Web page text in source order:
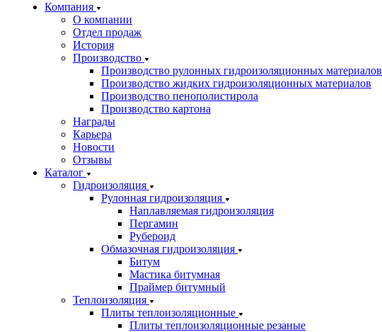
Компания
О компании
Отдел продаж
История
Производство
Производство рулонных гидроизоляционных материалов
Производство жидких гидроизоляционных материалов
Производство пенополистирола
Производство картона
Награды
Карьера
Новости
Отзывы
Каталог
Гидроизоляция
Рулонная гидроизоляция
Наплавляемая гидроизоляция
Пергамин
Рубероид
Обмазочная гидроизоляция
Битум
Мастика битумная
Праймер битумный
Теплоизоляция
Плиты теплоизоляционные
Плиты теплоизоляционные резаные